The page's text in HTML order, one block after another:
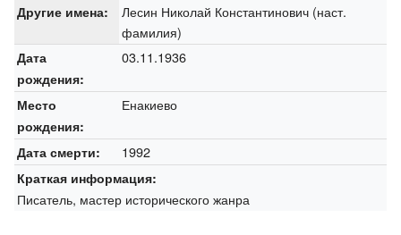
Другие имена:
Лесин Николай Константинович (наст.
фамилия)
Дата
рождения:
03.11.1936
Место
рождения:
Енакиево
Дата смерти: 1992
Краткая информация:
Писатель, мастер исторического жанра